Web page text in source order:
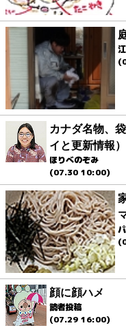
カナダ名物、
イと更新情報）
ほりべのぞみ
(07.30 10:00)
顔に顔ハメ
読者投稿
(07.29 16:00)